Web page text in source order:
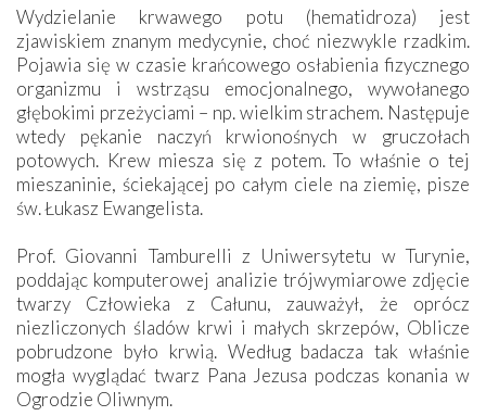
Wydzielanie krwawego potu (hematidroza) jest
zjawiskiem znanym medycynie, choć niezwykle rzadkim.
Pojawia się w czasie krańcowego osłabienia fizycznego
organizmu i wstrząsu emocjonalnego, wywołanego
głębokimi przeżyciami – np. wielkim strachem. Następuje
wtedy pękanie naczyń krwionośnych w gruczołach
potowych. Krew miesza się z potem. To właśnie o tej
mieszaninie, ściekającej po całym ciele na ziemię, pisze
św. Łukasz Ewangelista.
Prof. Giovanni Tamburelli z Uniwersytetu w Turynie,
poddając komputerowej analizie trójwymiarowe zdjęcie
twarzy Człowieka z Całunu, zauważył, że oprócz
niezliczonych śladów krwi i małych skrzepów, Oblicze
pobrudzone było krwią. Według badacza tak właśnie
mogła wyglądać twarz Pana Jezusa podczas konania w
Ogrodzie Oliwnym.